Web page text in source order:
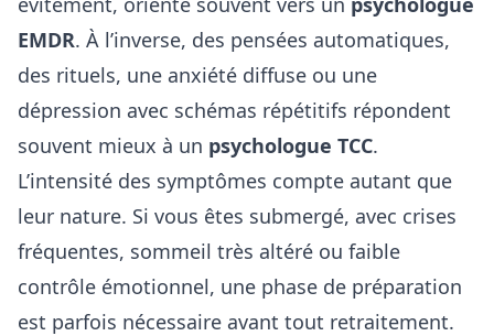
EMDR. À l’inverse, des pensées automatiques,
des rituels, une anxiété diffuse ou une
dépression avec schémas répétitifs répondent
souvent mieux à un psychologue TCC.
L’intensité des symptômes compte autant que
leur nature. Si vous êtes submergé, avec crises
fréquentes, sommeil très altéré ou faible
contrôle émotionnel, une phase de préparation
est parfois nécessaire avant tout retraitement.